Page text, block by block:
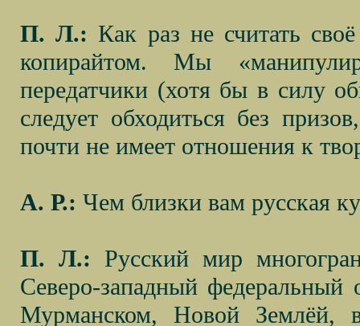
П. Л.: Как раз не считать
копирайтом. Мы
передатчики (хотя бы в силу
следует обходиться без
почти не имеет отношения к
А. Р.: Чем близки вам русская
П. Л.: Русский мир
Северо-западный федеральный
Мурманском, Новой Землёй,